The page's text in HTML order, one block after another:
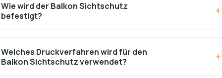
Wie wird der Balkon Sichtschutz
befestigt?
Welches Druckverfahren wird für den
Balkon Sichtschutz verwendet?